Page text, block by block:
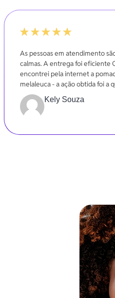
As pessoas em atendimento
calmas. A entrega foi eficiente
encontrei pela internet a
melaleuca - a ação obtida foi a
em poucos dias.
Kely Souza